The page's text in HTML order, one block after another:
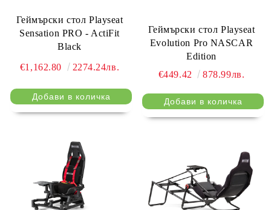
Геймърски стол Playseat
Sensation PRO - ActiFit
Black
€1,162.80
2274.24лв.
Геймърски стол Playseat
Evolution Pro NASCAR
Edition
€449.42
878.99лв.